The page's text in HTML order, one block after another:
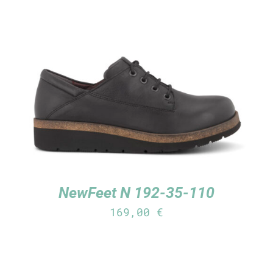
NewFeet N 192-35-110
169,00 €